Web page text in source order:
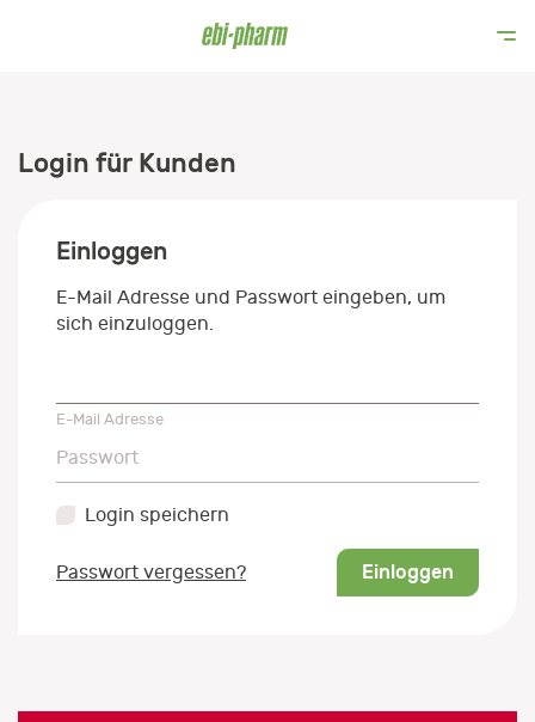
Login für Kunden
Einloggen
E-Mail Adresse und Passwort eingeben, um
sich einzuloggen.
E-Mail Adresse
Passwort
Passwort
Login speichern
Passwort vergessen? Einloggen